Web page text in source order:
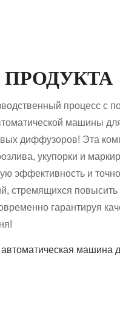
процесс с
машины
диффузоров! Эта
укупорки и
эффективность и
стремящихся повысить
гарантируя